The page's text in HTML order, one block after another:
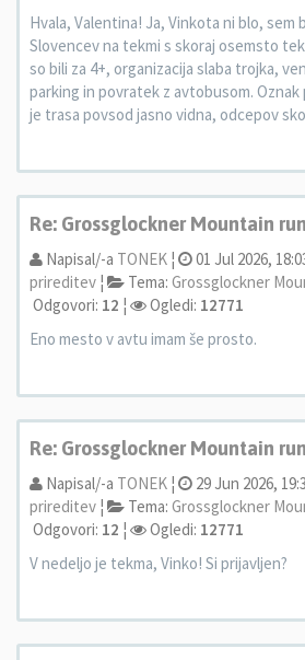
Hvala, Valentina! Ja, Vinkota ni blo, sem
Slovencev na tekmi s skoraj osemsto
so bili za 4+, organizacija slaba trojka,
parking in povratek z avtobusom.
je trasa povsod jasno vidna, odcepov
Re: Grossglockner Mountain
Napisal/-a TONEK ¦ 01 Jul 2026,
prireditev ¦ Tema: Grossglockner
Odgovori: 12 ¦ Ogledi: 12771
Eno mesto v avtu imam še prosto.
Re: Grossglockner Mountain
Napisal/-a TONEK ¦ 29 Jun 2026,
prireditev ¦ Tema: Grossglockner
Odgovori: 12 ¦ Ogledi: 12771
V nedeljo je tekma, Vinko! Si prijavljen?